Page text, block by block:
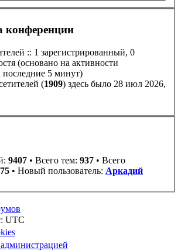
конференции
:: 1 зарегистрированный, 0
(основано на активности
последние 5 минут)
(1909) здесь было 28 июл 2026,
9407 • Всего тем: 937 • Всего
• Новый пользователь: Аркадий
UTC
администрацией